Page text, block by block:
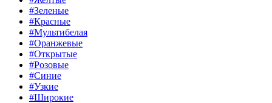
#Зеленые
#Красные
#Мультибелая
#Оранжевые
#Открытые
#Розовые
#Синие
#Узкие
#Широкие